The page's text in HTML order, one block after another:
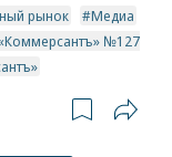
рынок
Медиа
№127